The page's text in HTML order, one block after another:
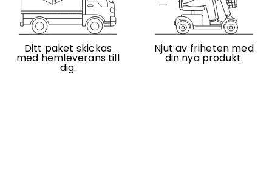
Ditt paket skickas
med hemleverans till
dig.
Njut av friheten med
din nya produkt.